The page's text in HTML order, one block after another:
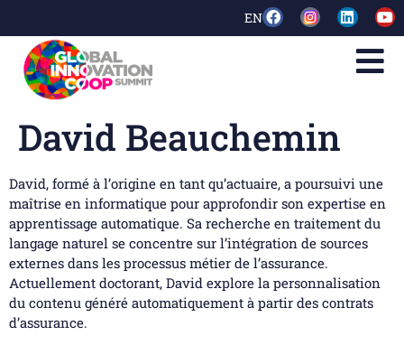
EN
David Beauchemin
David, formé à l’origine en tant qu’actuaire, a poursuivi une
maîtrise en informatique pour approfondir son expertise en
apprentissage automatique. Sa recherche en traitement du
langage naturel se concentre sur l’intégration de sources
externes dans les processus métier de l’assurance.
Actuellement doctorant, David explore la personnalisation
du contenu généré automatiquement à partir des contrats
d’assurance.